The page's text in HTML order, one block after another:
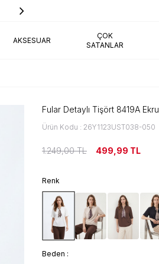
KARGO
AKSESUAR
ÇOK
SATANLAR
Fular Detaylı Tişört 8419A Ekru
Ürün Kodu : 26Y1123UST038-050
1.249,00TL 499,99 TL
Renk
Beden :